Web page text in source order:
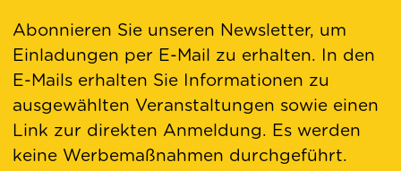
Abonnieren Sie unseren Newsletter, um
Einladungen per E-Mail zu erhalten. In den
E-Mails erhalten Sie Informationen zu
ausgewählten Veranstaltungen sowie einen
Link zur direkten Anmeldung. Es werden
keine Werbemaßnahmen durchgeführt.